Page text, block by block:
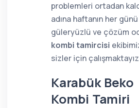
problemleri ortadan
adına haftanın her günü
güleryüzlü ve çözüm
kombi tamircisi
sizler için
Karabük Beko
Kombi Tamiri